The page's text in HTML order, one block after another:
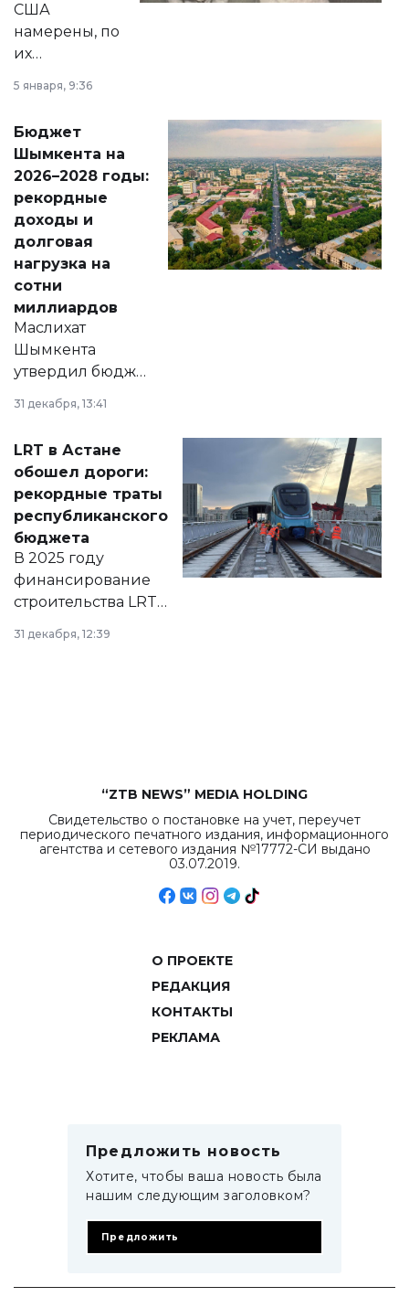
США
намерены, по
их
принести
народу
Венесуэлы.
5 января, 9:36
Бюджет
Шымкента на
2026–2028 годы:
рекордные
доходы и
долговая
нагрузка на
сотни
миллиардов
Маслихат
Шымкента
утвердил бюджет
города на 2026–
2028 годы.
документ
появился в базе
нормативных
правовых актов и
на сайте маслихат
города.
31 декабря, 13:41
LRT в Астане
обошел дороги:
рекордные траты
республиканского
бюджета
В 2025 году
финансирование
строительства LRT
в Астане из
республиканского
31 декабря, 12:39
“ZTB NEWS” MEDIA HOLDING
Свидетельство о постановке на учет, переучет
периодического печатного издания, информационного
агентства и сетевого издания №17772-СИ выдано
03.07.2019.
О ПРОЕКТЕ
РЕДАКЦИЯ
КОНТАКТЫ
РЕКЛАМА
Предложить новость
Хотите, чтобы ваша новость была
нашим следующим заголовком?
Предложить